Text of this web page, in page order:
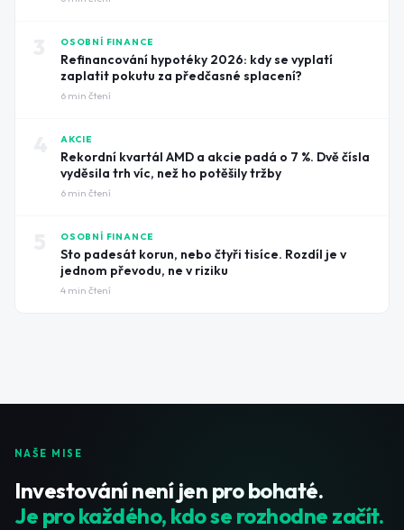
OSOBNÍ FINANCE
Refinancování hypotéky 2026: kdy se vyplatí
zaplatit pokutu za předčasné splacení?
6 min čtení
AKCIE
Rekordní kvartál AMD a akcie padá o 7 %. Dvě čísla
vyděsila trh víc, než ho potěšily tržby
6 min čtení
OSOBNÍ FINANCE
Sto padesát korun, nebo čtyři tisíce. Rozdíl je v
jednom převodu, ne v riziku
4 min čtení
NAŠE MISE
Investování není jen pro bohaté.
Je pro každého, kdo se rozhodne začít.